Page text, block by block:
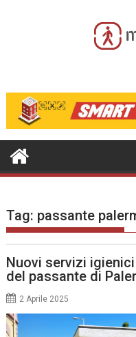
Tag: passante
Nuovi servizi
del passante di
2 Aprile 2025